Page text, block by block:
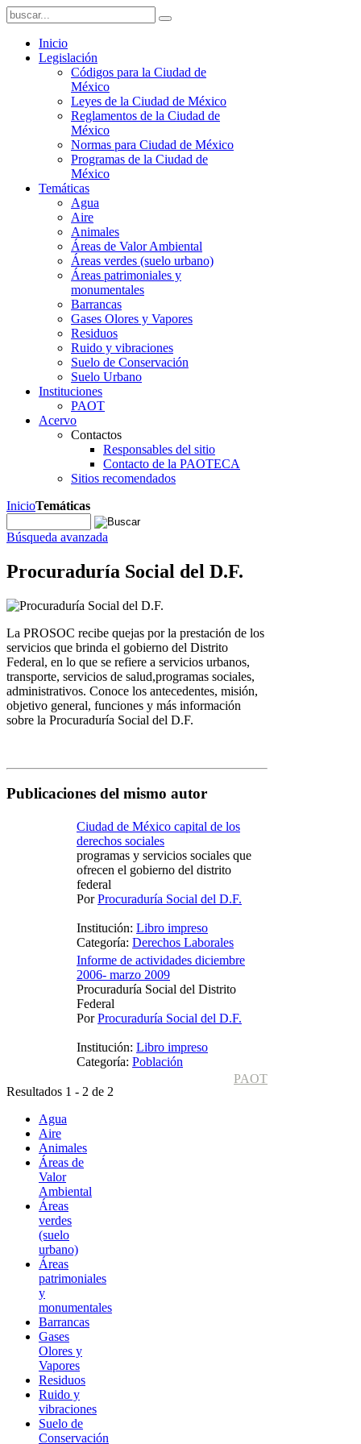
Inicio
Legislación
Códigos para la Ciudad de
México
Leyes de la Ciudad de México
Reglamentos de la Ciudad de
México
Normas para Ciudad de México
Programas de la Ciudad de
México
Temáticas
Agua
Aire
Animales
Áreas de Valor Ambiental
Áreas verdes (suelo urbano)
Áreas patrimoniales y
monumentales
Barrancas
Gases Olores y Vapores
Residuos
Ruido y vibraciones
Suelo de Conservación
Suelo Urbano
Instituciones
PAOT
Acervo
Contactos
Responsables del sitio
Contacto de la PAOTECA
Sitios recomendados
InicioTemáticas
Búsqueda avanzada
Procuraduría Social del D.F.
La PROSOC recibe quejas por la prestación de los
servicios que brinda el gobierno del Distrito
Federal, en lo que se refiere a servicios urbanos,
transporte, servicios de salud,programas sociales,
administrativos. Conoce los antecedentes, misión,
objetivo general, funciones y más información
sobre la Procuraduría Social del D.F.
Publicaciones del mismo autor
Ciudad de México capital de los
derechos sociales
programas y servicios sociales que
ofrecen el gobierno del distrito
federal
PorProcuraduría Social del D.F.
Institución: Libro impreso
Categoría: Derechos Laborales
Informe de actividades diciembre
2006- marzo 2009
Procuraduría Social del Distrito
Federal
PorProcuraduría Social del D.F.
Institución: Libro impreso
Categoría: Población
PAOT
Resultados 1 - 2 de 2
Agua
Aire
Animales
Áreas de
Valor
Ambiental
Áreas
verdes
(suelo
urbano)
Áreas
patrimoniales
y
monumentales
Barrancas
Gases
Olores y
Vapores
Residuos
Ruido y
vibraciones
Suelo de
Conservación